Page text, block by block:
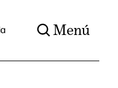
Menú